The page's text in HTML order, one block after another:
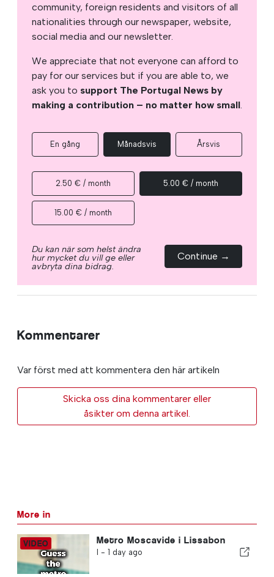
community, foreign residents and visitors of all
nationalities through our newspaper, website,
social media and our newsletter.
We appreciate that not everyone can afford to
pay for our services but if you are able to, we
ask you to support The Portugal News by
making a contribution – no matter how small.
En gång Månadsvis Årsvis
2.50 € / month 5.00 € / month
15.00 € / month
Du kan när som helst ändra
hur mycket du vill ge eller
avbryta dina bidrag.
Continue →
Kommentarer
Var först med att kommentera den här artikeln
Skicka oss dina kommentarer eller
åsikter om denna artikel.
More in
Metro Moscavide i Lissabon
I - 1 day ago